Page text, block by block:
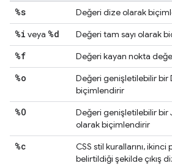
%s Değeri dize olarak
%i veya %d Değeri tam sayı olarak
%f Değeri kayan nokta
%o
Değeri genişletilebilir bir
biçimlendirir
%O
Değeri genişletilebilir bir
olarak biçimlendirir
%c
CSS stil kurallarını,
belirtildiği şekilde çıkış